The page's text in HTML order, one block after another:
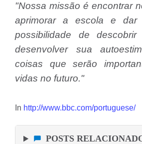
"Nossa missão é encontrar
aprimorar a escola e
possibilidade de descobrir
desenvolver sua
coisas que serão
vidas no futuro."
In http://www.bbc.com/portuguese/
POSTS